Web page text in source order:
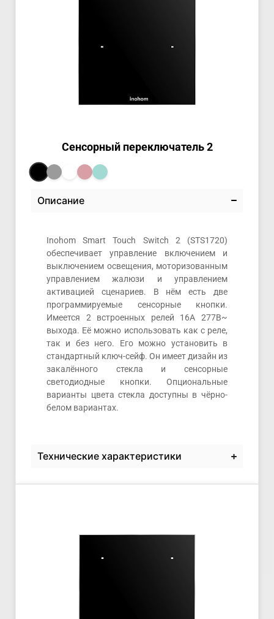
Сенсорный переключатель 2
Описание
Inohom Smart Touch Switch 2 (STS1720)
обеспечивает управление включением и
выключением освещения, моторизованным
управлением жалюзи и управлением
активацией сценариев. В нём есть две
программируемые сенсорные кнопки.
Имеется 2 встроенных релей 16А 277В~
выхода. Её можно использовать как с реле,
так и без него. Его можно установить в
стандартный ключ-сейф. Он имеет дизайн из
закалённого стекла и сенсорные
светодиодные кнопки. Опциональные
варианты цвета стекла доступны в чёрно-
белом вариантах.
Технические характеристики